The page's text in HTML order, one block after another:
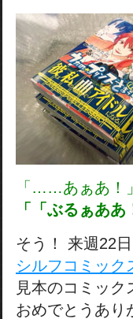
「……あぁあ！」
「「ぶるぁああ
そう！ 来週22
シルフコミッ
見本のコミック
おめでとうあり